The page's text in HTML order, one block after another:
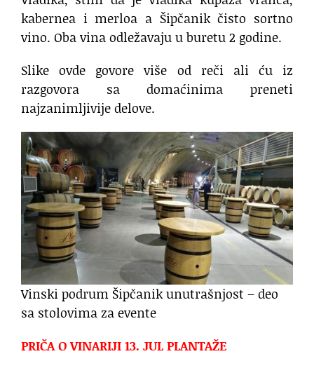
kabernea i merloa a Šipčanik čisto sortno
vino. Oba vina odležavaju u buretu 2 godine.
Slike ovde govore više od reči ali ću iz
razgovora sa domaćinima preneti
najzanimljivije delove.
Vinski podrum Šipčanik unutrašnjost – deo
sa stolovima za evente
PRIČA O VINARIJI 13. JUL PLANTAŽE